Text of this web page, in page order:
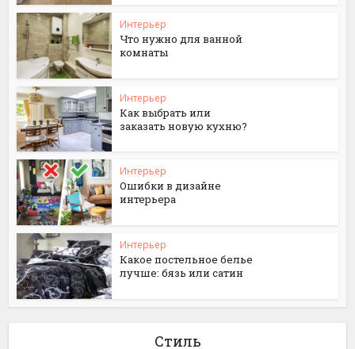
Интерьер
Что нужно для ванной
комнаты
Интерьер
Как выбрать или
заказать новую кухню?
Интерьер
Ошибки в дизайне
интерьера
Интерьер
Какое постельное белье
лучше: бязь или сатин
Стиль